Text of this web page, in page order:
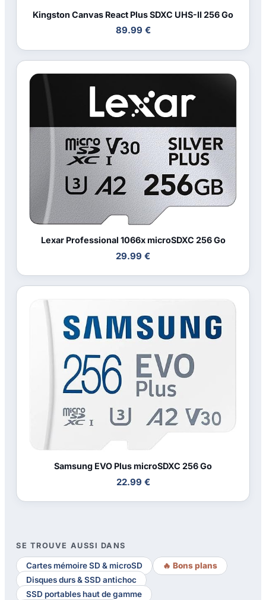
Kingston Canvas React Plus SDXC UHS-II 256 Go
89.99 €
Lexar Professional 1066x microSDXC 256 Go
29.99 €
Samsung EVO Plus microSDXC 256 Go
22.99 €
SE TROUVE AUSSI DANS
Cartes mémoire SD & microSD
🔥 Bons plans
Disques durs & SSD antichoc
SSD portables haut de gamme